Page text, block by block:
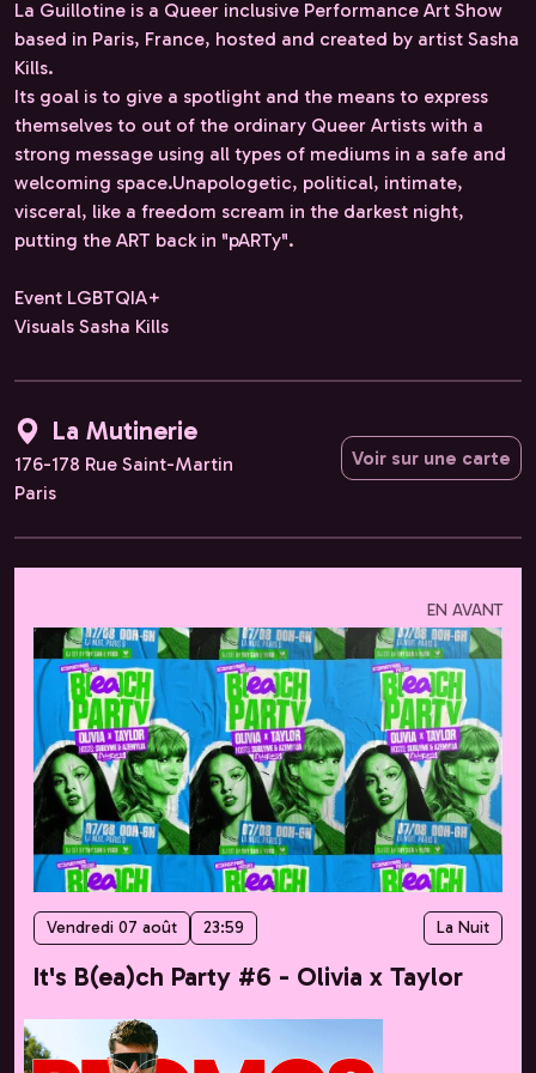
La Guillotine is a Queer inclusive Performance Art Show
based in Paris, France, hosted and created by artist Sasha
Kills.
Its goal is to give a spotlight and the means to express
themselves to out of the ordinary Queer Artists with a
strong message using all types of mediums in a safe and
welcoming space.Unapologetic, political, intimate,
visceral, like a freedom scream in the darkest night,
putting the ART back in "pARTy".
Event LGBTQIA+
Visuals Sasha Kills
La Mutinerie
176-178 Rue Saint-Martin
Paris
Voir sur une carte
EN AVANT
Vendredi 07 août 23:59 La Nuit
It's B(ea)ch Party #6 - Olivia x Taylor